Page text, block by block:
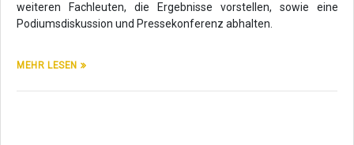
weiteren Fachleuten, die Ergebnisse vorstellen, sowie eine
Podiumsdiskussion und Pressekonferenz abhalten.
MEHR LESEN